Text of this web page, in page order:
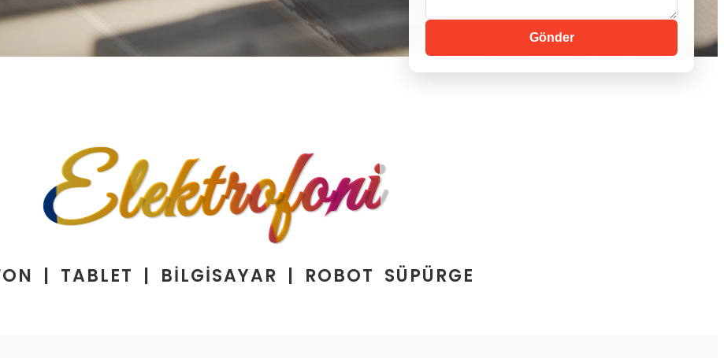
Gönder
Elektrofoni
| TABLET | BİLGİSAYAR | ROBOT SÜPÜRGE